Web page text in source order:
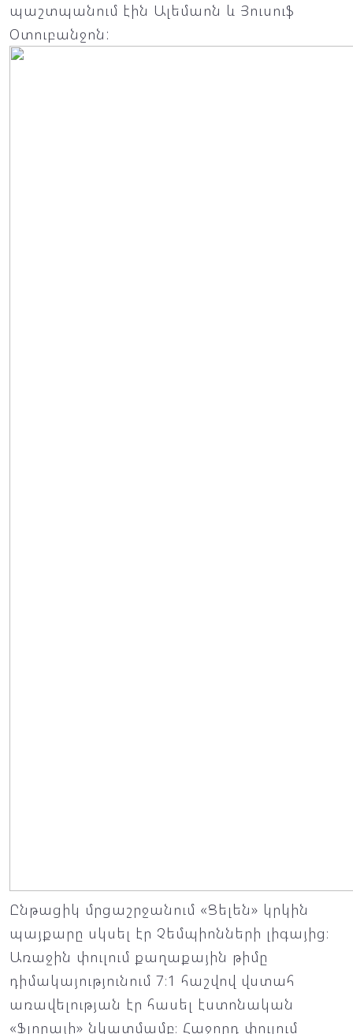
պաշտպանում էին Ալեմաոն և Յուսուֆ
Օտուբանջոն:
Ընթացիկ մրցաշրջանում «Ցելեն» կրկին
պայքարը սկսել էր Չեմպիոնների լիգայից։
Առաջին փուլում քաղաքային թիմը
դիմակայությունում 7։1 հաշվով վստահ
առավելության էր հասել էստոնական
«Ֆլորայի» նկատմամբ։ Հաջորդ փուլում